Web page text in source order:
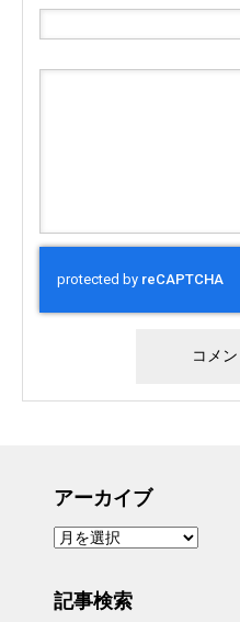
アーカイブ
ア
ー
ブ
記事検索